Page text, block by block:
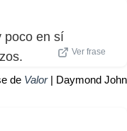
poco en sí
Ver frase
de Valor| Daymond John